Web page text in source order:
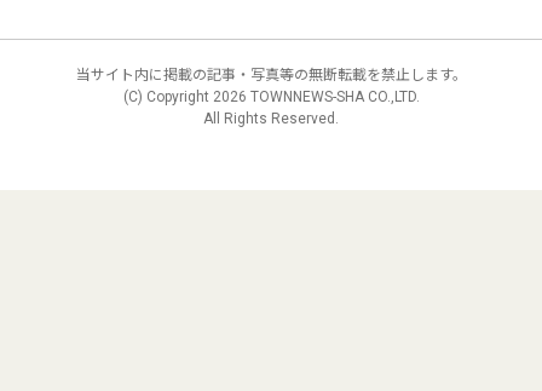
当サイト内に掲載の記事・写真等の無断転載を禁止します。
(C) Copyright 2026 TOWNNEWS-SHA CO.,LTD.
All Rights Reserved.